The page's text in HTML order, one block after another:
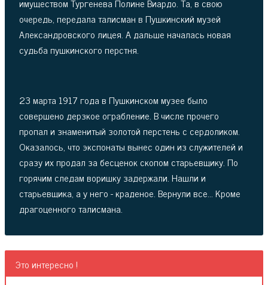
очередь, передала талисман в Пушкинский музей
Александровского лицея. А дальше началась новая
судьба пушкинского перстня.
23 марта 1917 года в Пушкинском музее было
совершено дерзкое ограбление. В числе прочего
пропал и знаменитый золотой перстень с сердоликом.
Оказалось, что экспонаты вынес один из служителей и
сразу их продал за бесценок скопом старьевщику. По
горячим следам воришку задержали. Нашли и
старьевщика, а у него - краденое. Вернули все... Кроме
драгоценного талисмана.
Это интересно !